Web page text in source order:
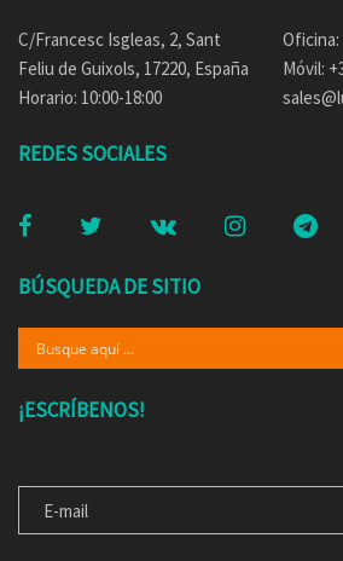
C/Francesc Isgleas, 2, Sant
Feliu de Guixols, 17220, España
Horario: 10:00-18:00
Oficina:
Móvil:
REDES SOCIALES
BÚSQUEDA DE SITIO
¡ESCRÍBENOS!